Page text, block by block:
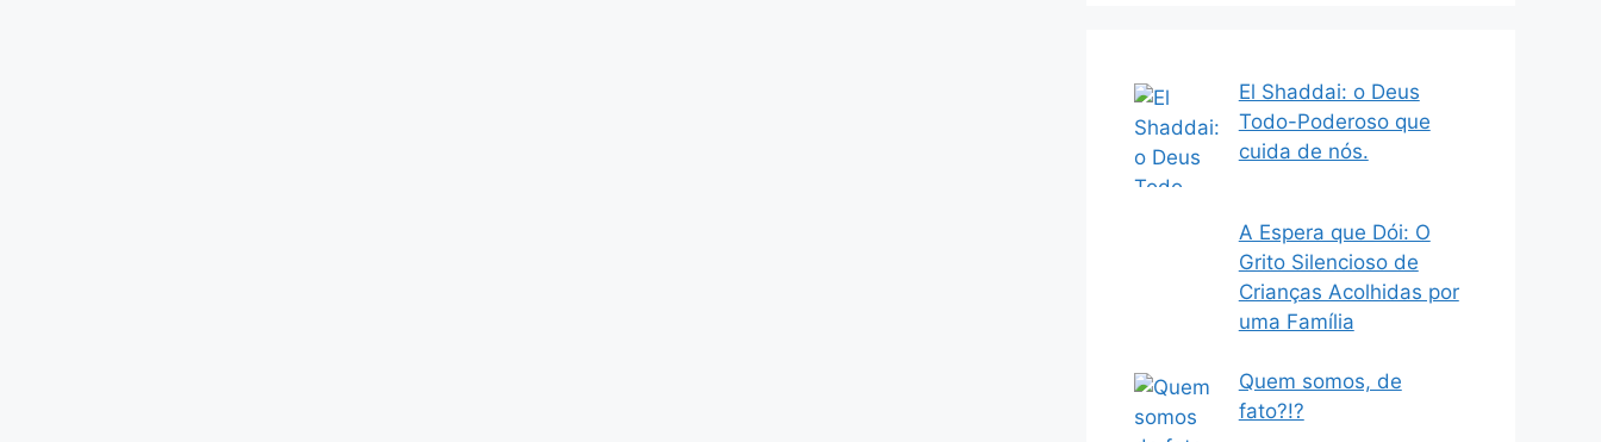
El Shaddai: o Deus
Todo-Poderoso que
cuida de nós.
A Espera que Dói: O
Grito Silencioso de
Crianças Acolhidas por
uma Família
Quem somos, de
fato?!?